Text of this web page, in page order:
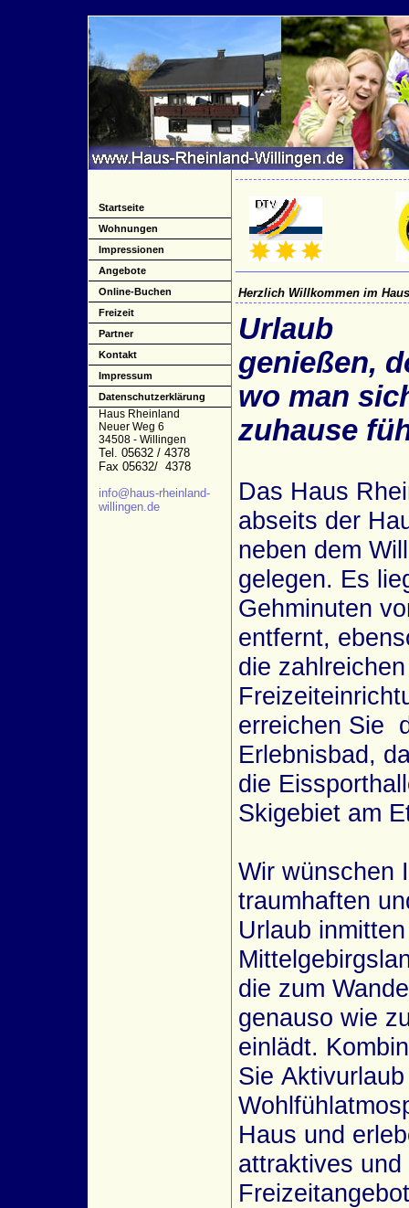
Startseite
Wohnungen
Impressionen
Angebote
Online-Buchen
Freizeit
Partner
Kontakt
Impressum
Datenschutzerklärung
Haus Rheinland
Neuer Weg 6
34508 - Willingen
Tel. 05632 / 4378
Fax 05632/ 4378
info@haus-rheinland-
willingen.de
Herzlich Willkommen im
Urlaub
genießen,
wo man
zuhause
Das Haus
abseits der
neben dem
gelegen. Es
Gehminuten
entfernt,
die zahlreichen
erreichen Sie
Erlebnisbad,
die
Skigebiet am
Wir wünschen
traumhaften
Urlaub
die zum
genauso wie
einlädt.
Sie
Haus und
attraktives